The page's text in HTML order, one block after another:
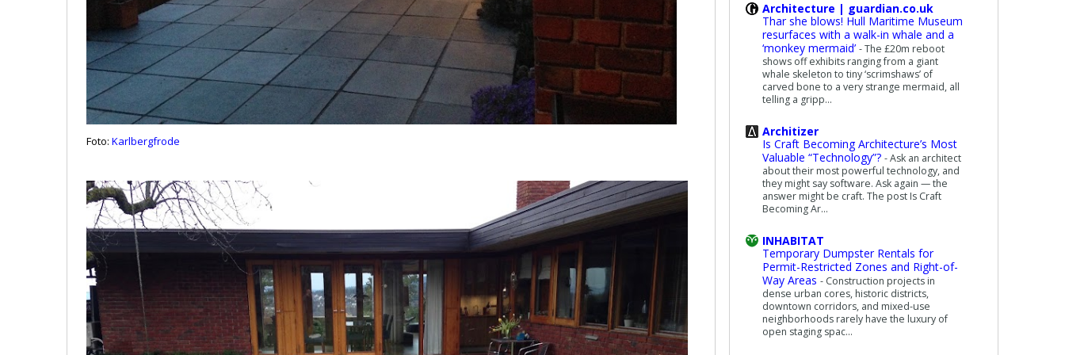
Foto: Karlbergfrode
Architecture | guardian.co.uk
Thar she blows! Hull Maritime Museum
resurfaces with a walk-in whale and a
‘monkey mermaid’ -The £20m reboot
shows off exhibits ranging from a giant
whale skeleton to tiny ‘scrimshaws’ of
carved bone to a very strange mermaid, all
telling a gripp...
Architizer
Is Craft Becoming Architecture’s Most
Valuable “Technology”? -Ask an architect
about their most powerful technology, and
they might say software. Ask again — the
answer might be craft. The post Is Craft
Becoming Ar...
INHABITAT
Temporary Dumpster Rentals for
Permit-Restricted Zones and Right-of-
Way Areas - Construction projects in
dense urban cores, historic districts,
downtown corridors, and mixed-use
neighborhoods rarely have the luxury of
open staging spac...